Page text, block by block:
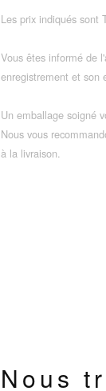
Les prix indiqués sont
Vous êtes informé de
enregistrement et son
Un emballage soigné
Nous vous
à la livraison.
Nous